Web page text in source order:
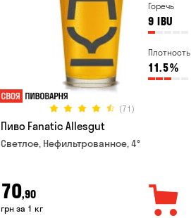
Горечь
9 IBU
Плотность
11.5%
(71)
Пиво Fanatic Allesgut
Светлое, Нефильтрованное, 4°
70,90
грн за 1 кг